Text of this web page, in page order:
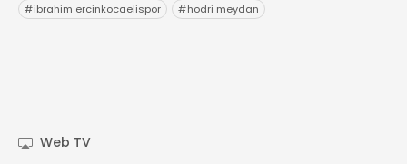
#ibrahim ercinkocaelispor #hodri meydan
Web TV